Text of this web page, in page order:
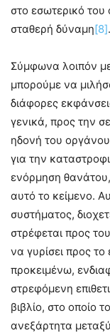
στο εσωτερικό του
σταθερή δύναμη[8].
Σύμφωνα λοιπόν με
μπορούμε να
διάφορες
γενικά, προς την
ηδονή του οργάνου
για την
ενόρμηση
αυτό το κείμενο.
συστήματος,
στρέφεται προς
να γυρίσει προς
προκειμένω,
στρεφόμενη
βιβλίο, στο οποίο
ανεξάρτητα